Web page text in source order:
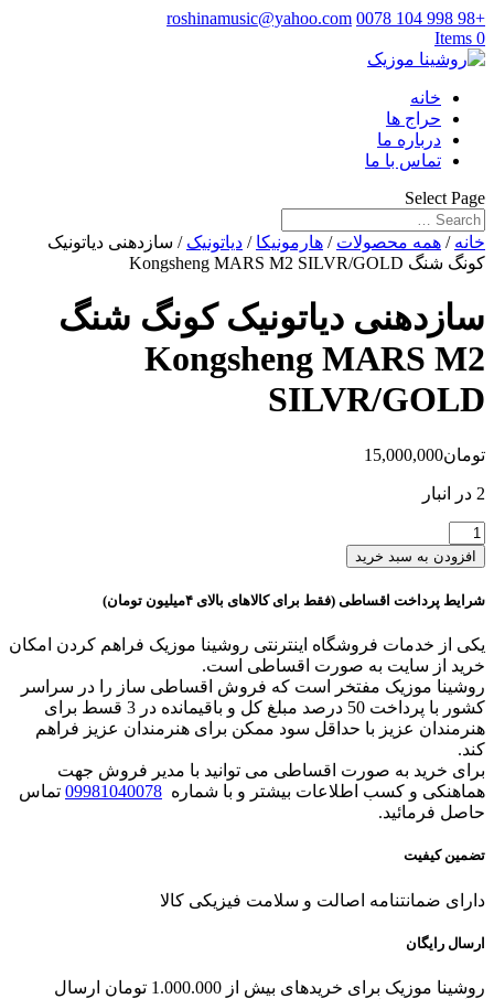
+98 998 104 0078
roshinamusic@yahoo.com
0 Items
خانه
حراج ها
درباره ما
تماس با ما
Select Page
خانه / همه محصولات / هارمونیکا / دیاتونیک / سازدهنی دیاتونیک
کونگ شنگ Kongsheng MARS M2 SILVR/GOLD
سازدهنی دیاتونیک کونگ شنگ
Kongsheng MARS M2
SILVR/GOLD
تومان15,000,000
2 در انبار
سازدهنی
دیاتونیک
کونگ
شنگ
Kongsheng
MARS
M2
SILVR/GOLD
عدد
افزودن به سبد خرید
شرایط پرداخت اقساطی (فقط برای کالاهای بالای ۴میلیون تومان)
یکی از خدمات فروشگاه اینترنتی روشینا موزیک فراهم کردن امکان
خرید از سایت به صورت اقساطی است.
روشینا موزیک مفتخر است که فروش اقساطی ساز را در سراسر
کشور با پرداخت 50 درصد مبلغ کل و باقیمانده در 3 قسط برای
هنرمندان عزیز با حداقل سود ممکن برای هنرمندان عزیز فراهم
کند.
برای خرید به صورت اقساطی می توانید با مدیر فروش جهت
هماهنکی و کسب اطلاعات بیشتر و با شماره 09981040078 تماس
حاصل فرمائید.
تضمین کیفیت
دارای ضمانتنامه اصالت و سلامت فیزیکی کالا
ارسال رایگان
روشینا موزیک برای خریدهای بیش از 1.000.000 تومان ارسال